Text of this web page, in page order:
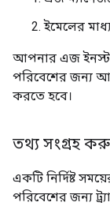
ইমেলের
আপনার এজ
পরিবেশের জন্য
করতে হবে।
তথ্য সংগ্রহ
একটি নির্দিষ্ট
পরিবেশের জন্য